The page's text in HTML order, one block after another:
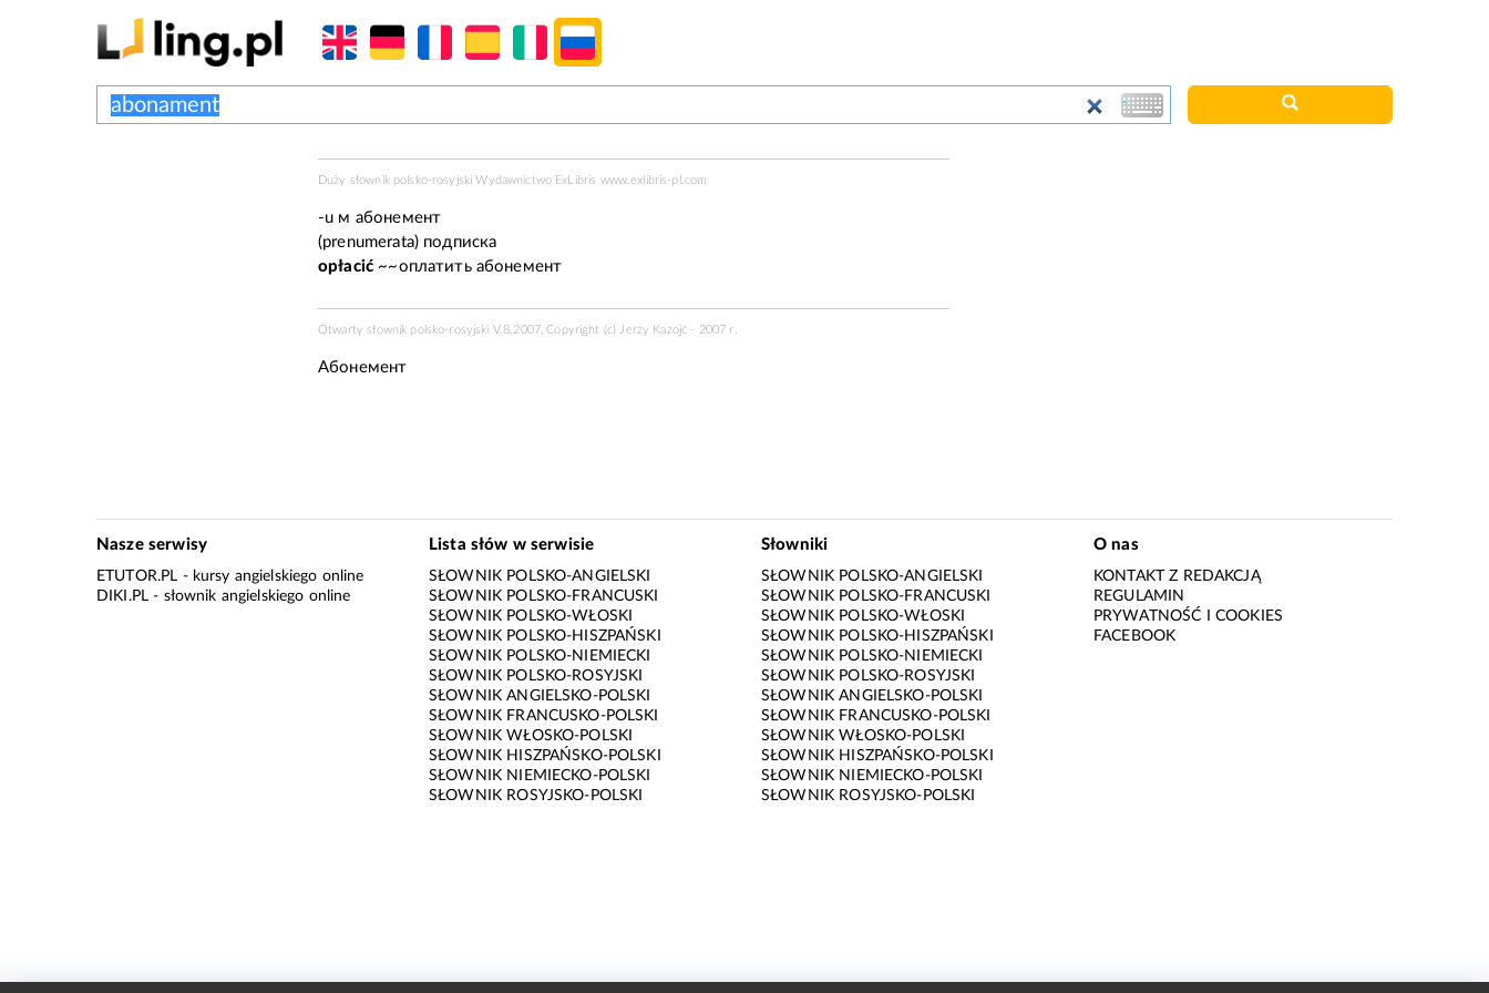
Duży słownik polsko-rosyjski Wydawnictwo ExLibris www.exlibris-pl.com
-u м абонемент
(prеnumеrаtа)подписка
оpłасić ~~оплатить абонемент
Otwarty słownik polsko-rosyjski V.8.2007, Copyright (c) Jerzy Kazojć - 2007 r.
Абонемент
Nasze serwisy
ETUTOR.PL - kursy angielskiego online
DIKI.PL - słownik angielskiego online
Lista słów w serwisie
SŁOWNIK POLSKO-ANGIELSKI
SŁOWNIK POLSKO-FRANCUSKI
SŁOWNIK POLSKO-WŁOSKI
SŁOWNIK POLSKO-HISZPAŃSKI
SŁOWNIK POLSKO-NIEMIECKI
SŁOWNIK POLSKO-ROSYJSKI
SŁOWNIK ANGIELSKO-POLSKI
SŁOWNIK FRANCUSKO-POLSKI
SŁOWNIK WŁOSKO-POLSKI
SŁOWNIK HISZPAŃSKO-POLSKI
SŁOWNIK NIEMIECKO-POLSKI
SŁOWNIK ROSYJSKO-POLSKI
Słowniki
SŁOWNIK POLSKO-ANGIELSKI
SŁOWNIK POLSKO-FRANCUSKI
SŁOWNIK POLSKO-WŁOSKI
SŁOWNIK POLSKO-HISZPAŃSKI
SŁOWNIK POLSKO-NIEMIECKI
SŁOWNIK POLSKO-ROSYJSKI
SŁOWNIK ANGIELSKO-POLSKI
SŁOWNIK FRANCUSKO-POLSKI
SŁOWNIK WŁOSKO-POLSKI
SŁOWNIK HISZPAŃSKO-POLSKI
SŁOWNIK NIEMIECKO-POLSKI
SŁOWNIK ROSYJSKO-POLSKI
O nas
KONTAKT Z REDAKCJĄ
REGULAMIN
PRYWATNOŚĆ I COOKIES
FACEBOOK